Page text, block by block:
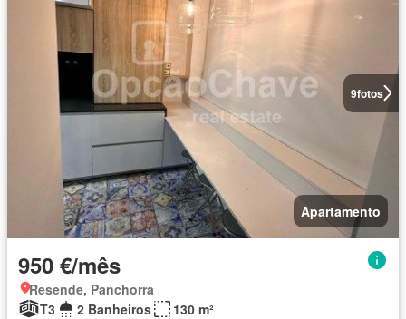
9fotos
Apartamento
950 €/mês
Resende, Panchorra
T3
2 Banheiros 130 m²